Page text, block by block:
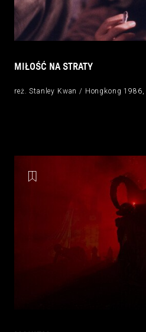
MIŁOŚĆ NA STRATY
reż. Stanley Kwan / Hongkong 1986,